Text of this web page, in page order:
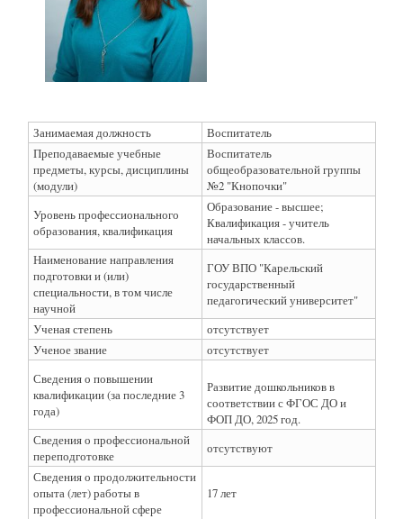
Занимаемая должность
Воспитатель
Преподаваемые учебные
предметы, курсы, дисциплины
(модули)
Воспитатель
общеобразовательной группы
№2 "Кнопочки"
Уровень профессионального
образования, квалификация
Образование - высшее;
Квалификация - учитель
начальных классов.
Наименование направления
подготовки и (или)
специальности, в том числе
научной
ГОУ ВПО "Карельский
государственный
педагогический университет"
Ученая степень
отсутствует
Ученое звание
отсутствует
Сведения о повышении
квалификации (за последние 3
года)
Развитие дошкольников в
соответствии с ФГОС ДО и
ФОП ДО, 2025 год.
Сведения о профессиональной
переподготовке
отсутствуют
Сведения о продолжительности
опыта (лет) работы в
профессиональной сфере
17 лет